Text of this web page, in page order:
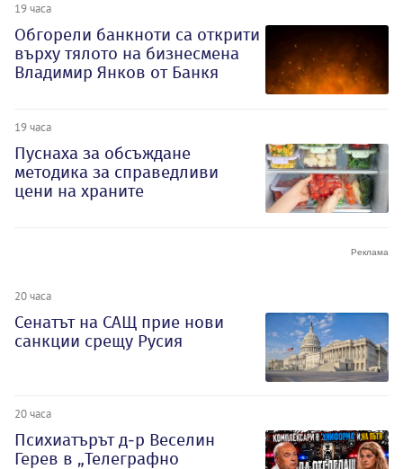
19 часа
Обгорели банкноти са открити
върху тялото на бизнесмена
Владимир Янков от Банкя
19 часа
Пуснаха за обсъждане
методика за справедливи
цени на храните
20 часа
Сенатът на САЩ прие нови
санкции срещу Русия
20 часа
Психиатърът д-р Веселин
Герев в „Телеграфно